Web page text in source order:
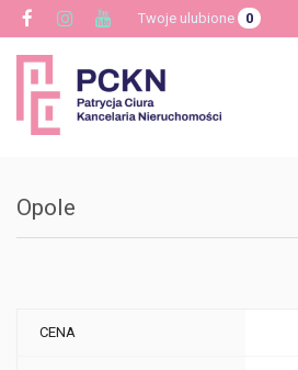
Twoje ulubione 0
Opole
CENA